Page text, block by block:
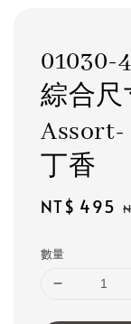
01030-
綜合尺
Assort-
丁香
Sale
NT$ 495
數量